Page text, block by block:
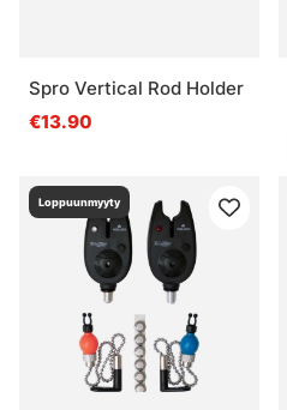
Spro Vertical Rod Holder
€13.90
Loppuunmyyty